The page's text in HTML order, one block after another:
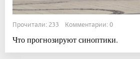
Прочитали: 233 Комментарии: 0
Что прогнозируют синоптики.